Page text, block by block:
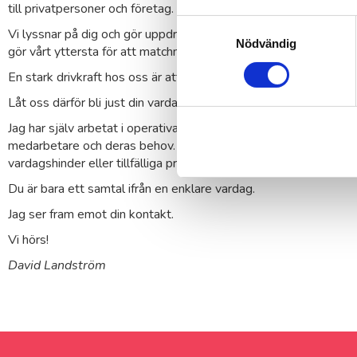
Nödvändig
till privatpersoner och företag.
Vi lyssnar på dig och gör uppdragen på det sätt som du önskar
gör vårt yttersta för att matchningen mot ditt specifika behov
En stark drivkraft hos oss är att få hjälpa till och att hitta
Låt oss därför bli just din vardagshjälte.
Jag har själv arbetat i operativa roller inom försäljning,
medarbetare och deras behov. Jag tycker att det är
vardagshinder eller tillfälliga problem som dyker upp.
Du är bara ett samtal ifrån en enklare vardag.
Jag ser fram emot din kontakt.
Vi hörs!
David Landström